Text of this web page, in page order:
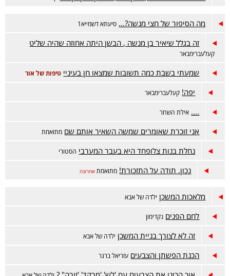
מה הסיפור של חצי מנשה?… סיעתא דשמייא1
זה בגלל שיאיר בן מנשה , הבשן היתה אחוזה שהיה שליט
קעלעברימבאר
שמעתי בשבת כמה תשובות שמצאו חן בעיניי טיפות של אור
יפה! קעלעברימבאר
.... אילת השחר
אני זוכרת שאומרים שמשה השאיר אותם שם מתואמת
נחלת בנות צלופחד היא בעבר המערבי הסטורי
נכון. תודה על התזכורת! מתואמת אחרונה
מלאכות המשכן ילדה של אבא
לחם הפנים נקדימון
זה לא לצורך בניית המשכן ילדה של אבא
הכנת הפשתן והצבעים עזריאל ברגר